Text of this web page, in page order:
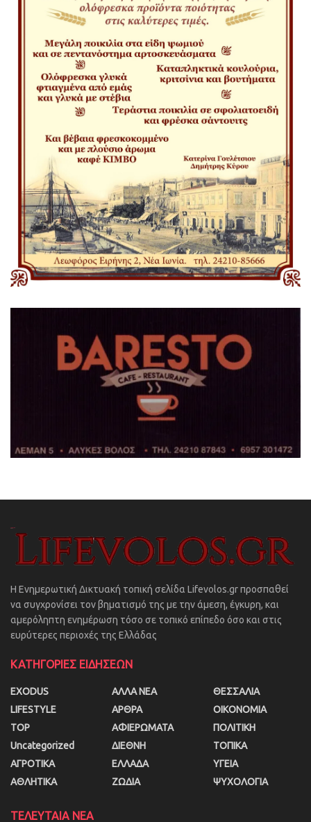
Η Ενημερωτική Δικτυακή τοπική σελίδα Lifevolos.gr προσπαθεί
να συγχρονίσει τον βηματισμό της με την άμεση, έγκυρη, και
αμερόληπτη ενημέρωση τόσο σε τοπικό επίπεδο όσο και στις
ευρύτερες περιοχές της Ελλάδας
ΚΑΤΗΓΟΡΙΕΣ ΕΙΔΗΣΕΩΝ
EXODUS
LIFESTYLE
TOP
Uncategorized
ΑΓΡΟΤΙΚΑ
ΑΘΛΗΤΙΚΑ
ΑΛΛΑ ΝΕΑ
ΑΡΘΡΑ
ΑΦΙΕΡΩΜΑΤΑ
ΔΙΕΘΝΗ
ΕΛΛΑΔΑ
ΖΩΔΙΑ
ΘΕΣΣΑΛΙΑ
ΟΙΚΟΝΟΜΙΑ
ΠΟΛΙΤΙΚΗ
ΤΟΠΙΚΑ
ΥΓΕΙΑ
ΨΥΧΟΛΟΓΙΑ
ΤΕΛΕΥΤΑΙΑ ΝΕΑ